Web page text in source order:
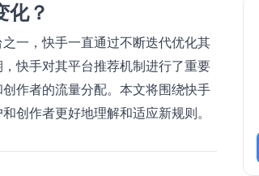
化？
一，快手一直通过不断迭代优化其
快手对其平台推荐机制进行了重要
作者的流量分配。本文将围绕快手
创作者更好地理解和适应新规则。